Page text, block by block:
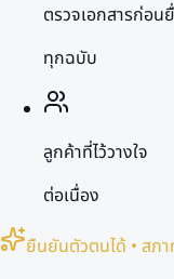
ตรวจเอกสารก่อน
ทุกฉบับ
ลูกค้าที่ไว้วางใจ
ต่อเนื่อง
ยืนยันตัวตนได้ • สภ